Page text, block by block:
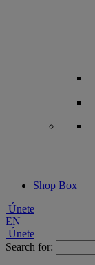
Shop Box
Únete
EN
Únete
Search for: